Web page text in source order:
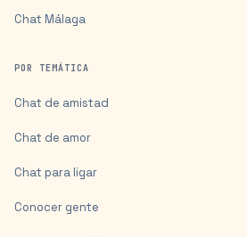
Chat Málaga
POR TEMÁTICA
Chat de amistad
Chat de amor
Chat para ligar
Conocer gente